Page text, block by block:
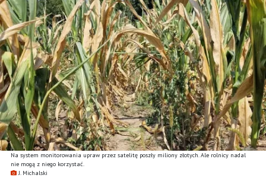
Na system monitorowania upraw przez satelitę poszły miliony złotych. Ale rolnicy nadal
nie mogą z niego korzystać.
J. Michalski